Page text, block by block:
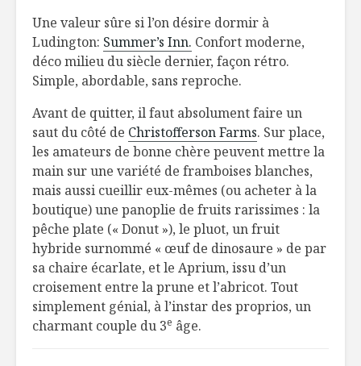
Une valeur sûre si l’on désire dormir à
Ludington: Summer’s Inn. Confort moderne,
déco milieu du siècle dernier, façon rétro.
Simple, abordable, sans reproche.
Avant de quitter, il faut absolument faire un
saut du côté de Christofferson Farms. Sur place,
les amateurs de bonne chère peuvent mettre la
main sur une variété de framboises blanches,
mais aussi cueillir eux-mêmes (ou acheter à la
boutique) une panoplie de fruits rarissimes : la
pêche plate (« Donut »), le pluot, un fruit
hybride surnommé « œuf de dinosaure » de par
sa chaire écarlate, et le Aprium, issu d’un
croisement entre la prune et l’abricot. Tout
simplement génial, à l’instar des proprios, un
charmant couple du 3e âge.